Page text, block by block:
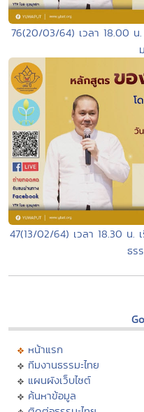
76(20/03/64) เวลา 18.00 น
47(13/02/64) เวลา 18.30 น.
ธร
หน้าแรก
ทีมงานธรรมะไทย
แผนผังเว็บไซต์
ค้นหาข้อมูล